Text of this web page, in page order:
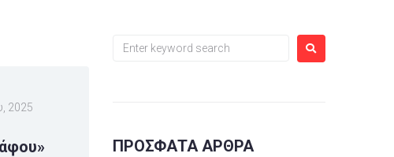
2025
ΠΡΌΣΦΑΤΑ ΆΡΘΡΑ